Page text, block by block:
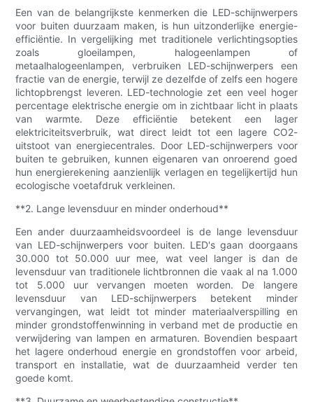
Een van de belangrijkste kenmerken die LED-schijnwerpers
voor buiten duurzaam maken, is hun uitzonderlijke energie-
efficiëntie. In vergelijking met traditionele verlichtingsopties
zoals gloeilampen, halogeenlampen of
metaalhalogeenlampen, verbruiken LED-schijnwerpers een
fractie van de energie, terwijl ze dezelfde of zelfs een hogere
lichtopbrengst leveren. LED-technologie zet een veel hoger
percentage elektrische energie om in zichtbaar licht in plaats
van warmte. Deze efficiëntie betekent een lager
elektriciteitsverbruik, wat direct leidt tot een lagere CO2-
uitstoot van energiecentrales. Door LED-schijnwerpers voor
buiten te gebruiken, kunnen eigenaren van onroerend goed
hun energierekening aanzienlijk verlagen en tegelijkertijd hun
ecologische voetafdruk verkleinen.
**2. Lange levensduur en minder onderhoud**
Een ander duurzaamheidsvoordeel is de lange levensduur
van LED-schijnwerpers voor buiten. LED's gaan doorgaans
30.000 tot 50.000 uur mee, wat veel langer is dan de
levensduur van traditionele lichtbronnen die vaak al na 1.000
tot 5.000 uur vervangen moeten worden. De langere
levensduur van LED-schijnwerpers betekent minder
vervangingen, wat leidt tot minder materiaalverspilling en
minder grondstoffenwinning in verband met de productie en
verwijdering van lampen en armaturen. Bovendien bespaart
het lagere onderhoud energie en grondstoffen voor arbeid,
transport en installatie, wat de duurzaamheid verder ten
goede komt.